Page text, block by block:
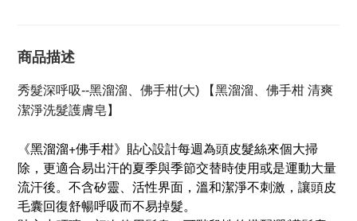
商品描述
秀髮深呼吸--黑溜溜、佛手柑(大) 【黑溜溜、佛手柑 清爽
潔淨洗髮護膚皂】
《黑溜溜+佛手柑》貼心設計每週為頭皮髮絲來個大掃
除，更適合易出汗的夏季與季節交替時使用或是運動大量
流汗後。不含矽靈、活性界面，溫和潔淨不刺激，讓頭皮
毛囊回復舒暢呼吸而不易掉髮。